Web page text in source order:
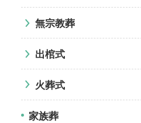
無宗教葬
出棺式
火葬式
家族葬